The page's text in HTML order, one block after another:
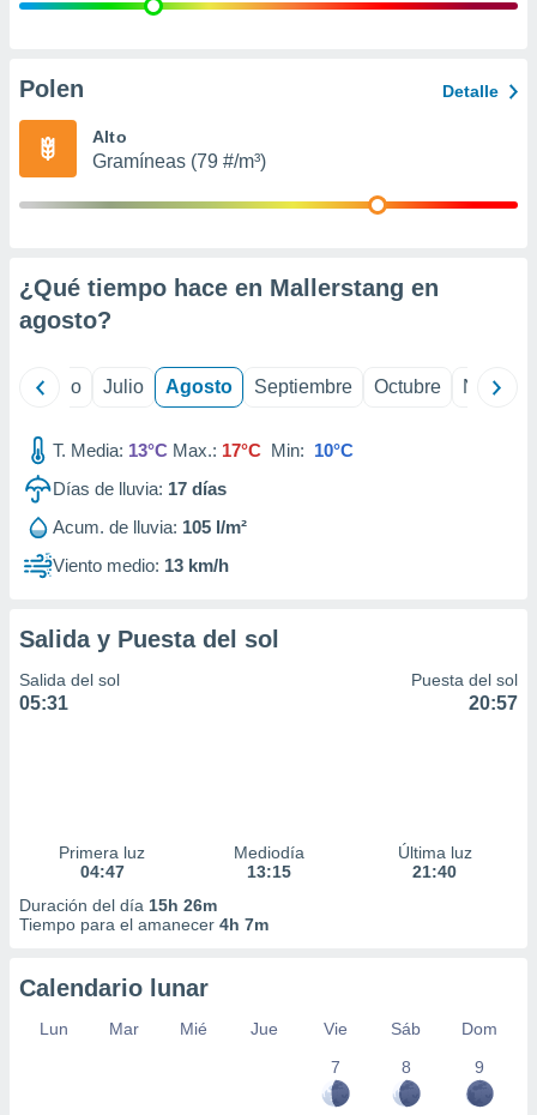
e
publicidad
Polen Detalle
Alto
Gramíneas (79 #/m³)
¿Qué tiempo hace en Mallerstang en
agosto?
Junio Julio Agosto Septiembre Octubre
T. Media: 13°C Max.: 17°C Min: 10°C
Días de lluvia: 17 días
Acum. de lluvia: 105 l/m²
Viento medio: 13 km/h
Salida y Puesta del sol
Salida del sol
05:31
Puesta del sol
20:57
Primera luz
04:47
Mediodía
13:15
Última luz
21:40
Duración del día 15h 26m
Tiempo para el amanecer 4h 7m
Calendario lunar
Lun Mar Mié Jue Vie Sáb
Dom
7
8 9